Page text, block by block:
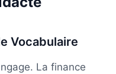
Vocabulaire
La finance